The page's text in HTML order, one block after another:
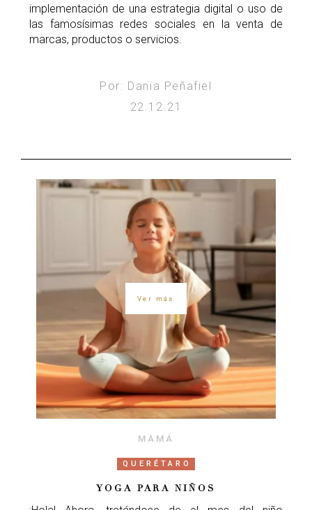
implementación de una estrategia digital o uso de
las famosísimas redes sociales en la venta de
marcas, productos o servicios.
Por: Dania Peñafiel
22.12.21
Ver más
MAMÁ
QUERÉTARO
YOGA PARA NIÑOS